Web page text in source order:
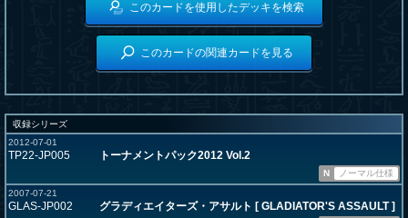
このカードを使用したデッキを検索
このカードの関連カードを見る
収録シリーズ
2012-07-01
TP22-JP005 トーナメントパック2012 Vol.2
N
ノーマル仕様
2007-07-21
GLAS-JP002 グラディエイターズ・アサルト [ GLADIATOR'S ASSAULT ]